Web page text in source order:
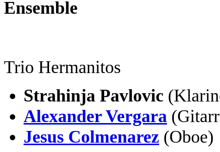
Ensemble
Trio Hermanitos
Strahinja Pavlovic
Alexander Vergara
Jesus Colmenarez (Oboe)